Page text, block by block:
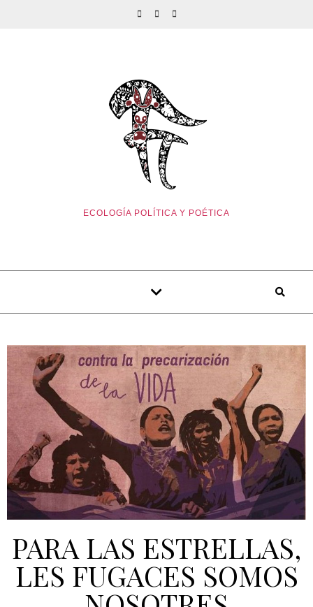
ECOLOGÍA POLÍTICA Y POÉTICA
PARA LAS ESTRELLAS,
LES FUGACES SOMOS